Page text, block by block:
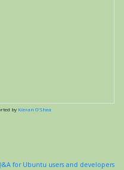
by Kieran O'Shea